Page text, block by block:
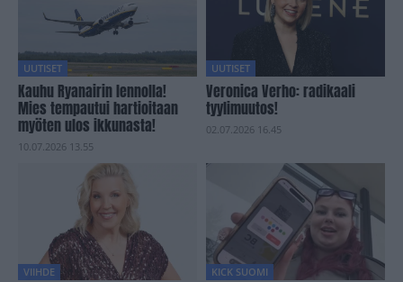
UUTISET
Kauhu Ryanairin lennolla!
Mies tempautui hartioitaan
myöten ulos ikkunasta!
10.07.2026 13.55
UUTISET
Veronica Verho: radikaali
tyylimuutos!
02.07.2026 16.45
VIIHDE KICK SUOMI